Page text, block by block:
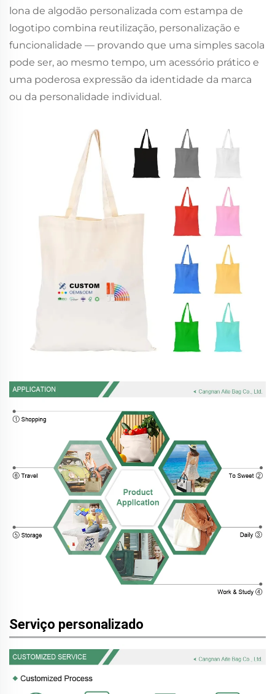
lona de algodão personalizada com estampa de
logotipo combina reutilização, personalização e
funcionalidade — provando que uma simples sacola
pode ser, ao mesmo tempo, um acessório prático e
uma poderosa expressão da identidade da marca
ou da personalidade individual.
Serviço personalizado